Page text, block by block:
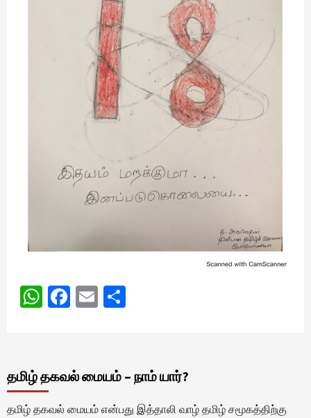
WhatsApp
Facebook
Email
தமிழ் தகவல் மையம் – நாம் யார்?
தமிழ் தகவல் மையம் என்பது இத்தாலி வாழ் தமிழ் சமூகத்திற்கு